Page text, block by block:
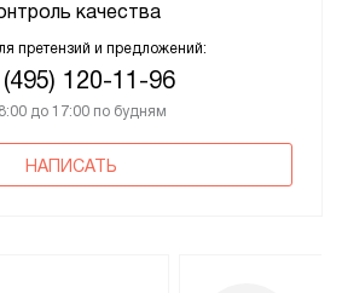
качества
претензий и предложений:
120-11-96
до 17:00 по будням
НАПИСАТЬ